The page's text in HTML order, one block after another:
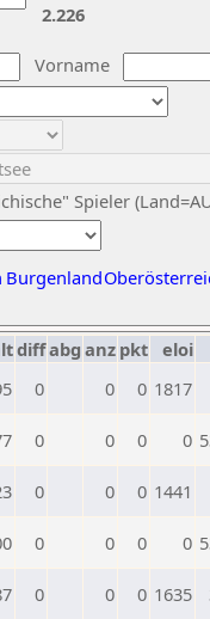
Vorname
Spieler
Burgenland
2.226
diffabg anz pkt eloi
0 0 0 1817
0 0 0 0
0 0 0 1441
0 0 0 0
0 0 0 1635